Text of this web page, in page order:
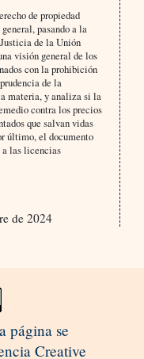
de propiedad
pasando a la
de la Unión
visión general de los
con la prohibición
de la
materia, y analiza si la
contra los precios
que salvan vidas
último, el documento
las licencias
de 2024
página se
Creative